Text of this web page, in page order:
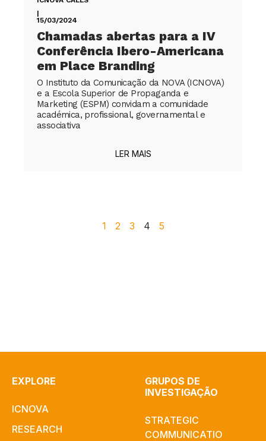
|
15/03/2024
Chamadas abertas para a IV
Conferência Ibero-Americana
em Place Branding
O Instituto da Comunicação da NOVA (ICNOVA)
e a Escola Superior de Propaganda e
Marketing (ESPM) convidam a comunidade
académica, profissional, governamental e
associativa
LER MAIS
1 2 3 4 5
EXPLORE
ICNOVA
RESEARCH
GRUPOS DE
INVESTIGAÇÃO
STRATEGIC
COMMUNICATIO